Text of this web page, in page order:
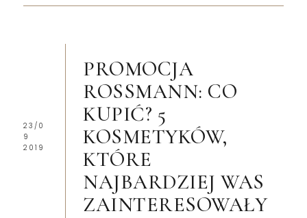
23/0
9
2019
PROMOCJA
ROSSMANN: CO
KUPIĆ? 5
KOSMETYKÓW,
KTÓRE
NAJBARDZIEJ WAS
ZAINTERESOWAŁY